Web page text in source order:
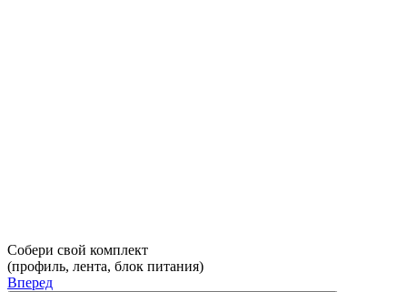
Собери свой комплект
(профиль, лента, блок питания)
Вперед